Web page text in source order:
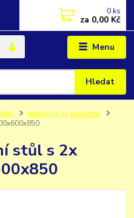
Menu
Hledat
0 ks
za 0,00 Kč
policový s 2x zásuvkou
stůl s 2x